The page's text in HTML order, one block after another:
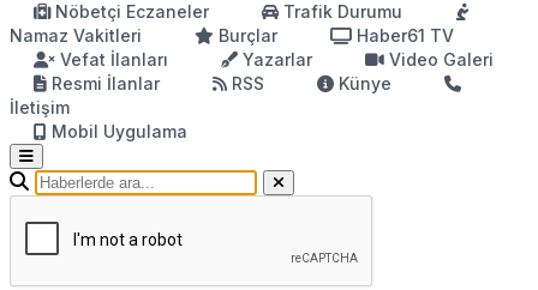
Nöbetçi Eczaneler
Trafik Durumu
Namaz Vakitleri
Burçlar
Haber61 TV
Vefat İlanları
Yazarlar
Video Galeri
Resmi İlanlar
RSS
Künye
İletişim
Mobil Uygulama